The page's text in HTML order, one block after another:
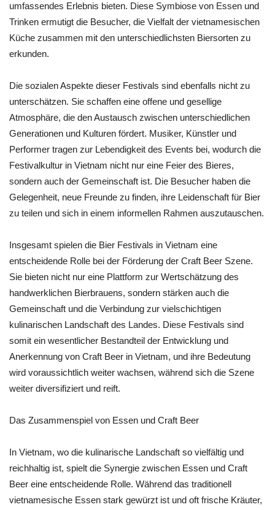
umfassendes Erlebnis bieten. Diese Symbiose von Essen und
Trinken ermutigt die Besucher, die Vielfalt der vietnamesischen
Küche zusammen mit den unterschiedlichsten Biersorten zu
erkunden.
Die sozialen Aspekte dieser Festivals sind ebenfalls nicht zu
unterschätzen. Sie schaffen eine offene und gesellige
Atmosphäre, die den Austausch zwischen unterschiedlichen
Generationen und Kulturen fördert. Musiker, Künstler und
Performer tragen zur Lebendigkeit des Events bei, wodurch die
Festivalkultur in Vietnam nicht nur eine Feier des Bieres,
sondern auch der Gemeinschaft ist. Die Besucher haben die
Gelegenheit, neue Freunde zu finden, ihre Leidenschaft für Bier
zu teilen und sich in einem informellen Rahmen auszutauschen.
Insgesamt spielen die Bier Festivals in Vietnam eine
entscheidende Rolle bei der Förderung der Craft Beer Szene.
Sie bieten nicht nur eine Plattform zur Wertschätzung des
handwerklichen Bierbrauens, sondern stärken auch die
Gemeinschaft und die Verbindung zur vielschichtigen
kulinarischen Landschaft des Landes. Diese Festivals sind
somit ein wesentlicher Bestandteil der Entwicklung und
Anerkennung von Craft Beer in Vietnam, und ihre Bedeutung
wird voraussichtlich weiter wachsen, während sich die Szene
weiter diversifiziert und reift.
Das Zusammenspiel von Essen und Craft Beer
In Vietnam, wo die kulinarische Landschaft so vielfältig und
reichhaltig ist, spielt die Synergie zwischen Essen und Craft
Beer eine entscheidende Rolle. Während das traditionell
vietnamesische Essen stark gewürzt ist und oft frische Kräuter,